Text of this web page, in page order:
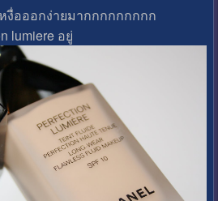
งื่อออกง่ายมากกกกกกกกก
lumiere อยู่